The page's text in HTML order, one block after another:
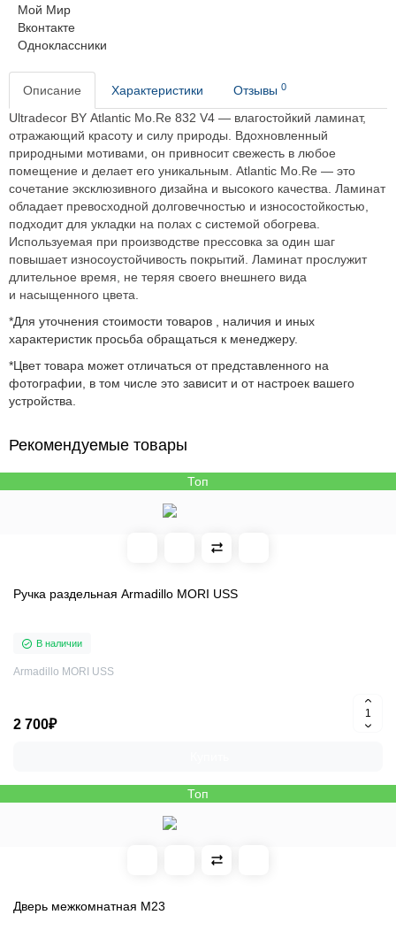
Мой Мир
Вконтакте
Одноклассники
Описание Характеристики Отзывы 0
Ultradecor BY Atlantic Mo.Re 832 V4 — влагостойкий ламинат,
отражающий красоту и силу природы. Вдохновленный
природными мотивами, он привносит свежесть в любое
помещение и делает его уникальным. Atlantic Mo.Re — это
сочетание эксклюзивного дизайна и высокого качества. Ламинат
обладает превосходной долговечностью и износостойкостью,
подходит для укладки на полах с системой обогрева.
Используемая при производстве прессовка за один шаг
повышает износоустойчивость покрытий. Ламинат прослужит
длительное время, не теряя своего внешнего вида
и насыщенного цвета.
*Для уточнения стоимости товаров , наличия и иных
характеристик просьба обращаться к менеджеру.
*Цвет товара может отличаться от представленного на
фотографии, в том числе это зависит и от настроек вашего
устройства.
Рекомендуемые товары
Топ
Ручка раздельная Armadillo MORI USS
В наличии
Armadillo MORI USS
2 700₽
Топ
Дверь межкомнатная M23